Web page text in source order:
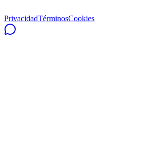
PrivacidadTérminosCookies